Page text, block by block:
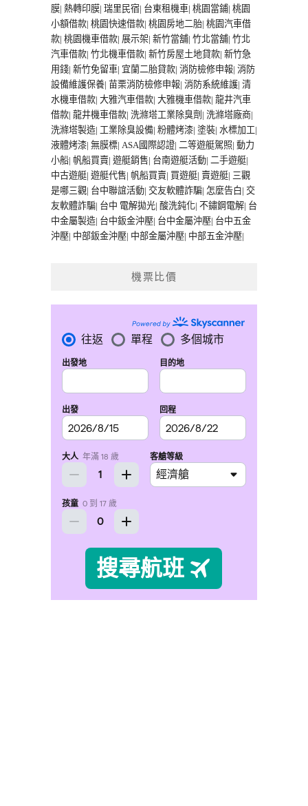
膜| 熱轉印膜| 瑞里民宿| 台東租機車| 桃園當鋪| 桃園
小額借款| 桃園快速借款| 桃園房地二胎| 桃園汽車借
款| 桃園機車借款| 展示架| 新竹當舖| 竹北當舖| 竹北
汽車借款| 竹北機車借款| 新竹房屋土地貸款| 新竹急
用錢| 新竹免留車| 宜蘭二胎貸款| 消防檢修申報| 消防
設備維護保養| 苗栗消防檢修申報| 消防系統維護| 清
水機車借款| 大雅汽車借款| 大雅機車借款| 龍井汽車
借款| 龍井機車借款| 洗滌塔工業除臭劑 | 洗滌塔廠商|
洗滌塔製造| 工業除臭設備| 粉體烤漆| 塗裝| 水標加工|
液體烤漆| 無膜標| ASA國際認證| 二等遊艇駕照| 動力
小船| 帆船買賣| 遊艇銷售| 台南遊艇活動| 二手遊艇|
中古遊艇| 遊艇代售| 帆船買賣| 買遊艇| 賣遊艇| 三觀
是哪三觀| 台中聯誼活動| 交友軟體詐騙| 怎麼告白| 交
友軟體詐騙| 台中 電解拋光| 酸洗鈍化| 不鏽鋼電解| 台
中金屬製造| 台中鈑金沖壓| 台中金屬沖壓| 台中五金
沖壓| 中部鈑金沖壓| 中部金屬沖壓| 中部五金沖壓|
機票比價